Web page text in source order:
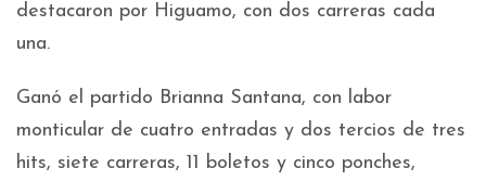
destacaron por Higuamo, con dos carreras cada
una.
Ganó el partido Brianna Santana, con labor
monticular de cuatro entradas y dos tercios de tres
hits, siete carreras, 11 boletos y cinco ponches,